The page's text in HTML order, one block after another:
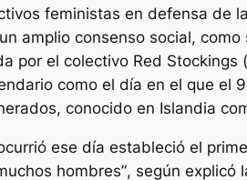
feministas en defensa de
amplio consenso social,
por el colectivo Red Stockings
como el día en el que el
conocido en Islandia
ese día estableció el
hombres”, según explicó